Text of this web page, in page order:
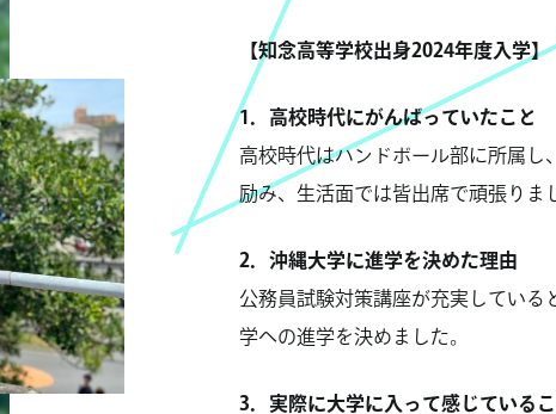
【知念高等学校出身2024年度入学】
1．高校時代にがんばっていたこと
高校時代はハンドボール部に所属し
励み、生活面では皆出席で頑張りま
2．沖縄大学に進学を決めた理由
公務員試験対策講座が充実してい
学への進学を決めました。
3．実際に大学に入って感じているこ